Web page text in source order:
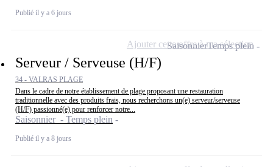
Publié il y a 6 jours
Serveur / Serveuse (H/F)
34 - VALRAS PLAGE
Dans le cadre de notre établissement de plage proposant une restauration
traditionnelle avec des produits frais, nous recherchons un(e) serveur/serveuse
(H/F) passionné(e) pour renforcer notre...
Saisonnier - Temps plein
Publié il y a 8 jours
SaisonnierTemps plein
Ajouter cette offre à ma sélection